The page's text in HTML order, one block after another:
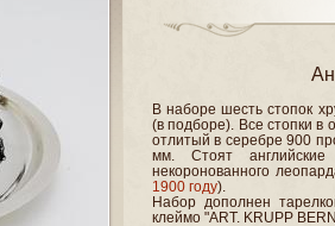
В наборе шесть стопок
(в подборе). Все стопки в
отлитый в серебре 900
мм. Стоят
некоронованного
1900 году).
Набор дополнен
клеймо "ART. KRUPP